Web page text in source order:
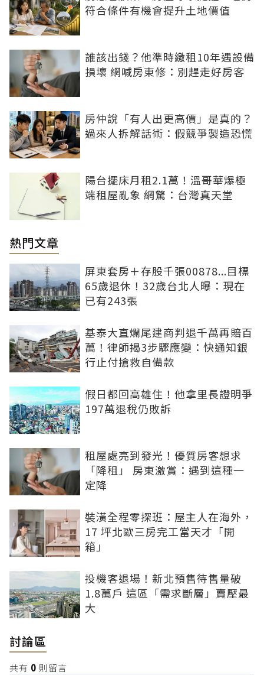
符合條件有機會提升土地價值
誰該出錢？他準時繳租10年遇設備
損壞 網喊房東修：別趕走好房客
房仲說「有人出更高價」是真的？
過來人拆解話術：假競爭製造恐慌
陽台擺床月租2.1萬！溫哥華爆極
端租屋亂象 網驚：台灣真天堂
熱門文章
屏東套房＋存股千張00878...目標
65歲退休！32歲台北人曝：現在
已有243張
基泰大直爛尾建商判退千萬再賠百
萬！律師揭3步驟應變：快通知銀
行止付搶救自備款
假日都回高雄住！他拿里長證明爭
197萬退稅仍敗訴
租屋處亮到發光！優質房客想求
「降租」 房東激賞：遇到這種一
定降
裝潢全程零探班：屋主人在海外，
17 坪北歐三房完工當天才「開
箱」
投機客退場！新北預售待售量破
1.8萬戶 這區「需求斷層」賣壓最
大
討論區
共有 0 則留言